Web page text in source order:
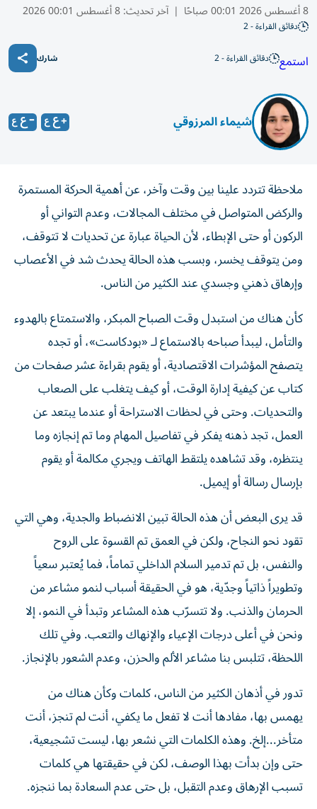
8 أغسطس 2026 00:01 صباحًا | آخر تحديث:8 أغسطس 00:01 2026
دقائق القراءة - 2
استمع دقائق القراءة - 2 شارك
شيماء المرزوقي
ملاحظة تتردد علينا بين وقت وآخر، عن أهمية الحركة المستمرة
والركض المتواصل في مختلف المجالات، وعدم التواني أو
الركون أو حتى الإبطاء، لأن الحياة عبارة عن تحديات لا تتوقف،
ومن يتوقف يخسر، وبسب هذه الحالة يحدث شد في الأعصاب
وإرهاق ذهني وجسدي عند الكثير من الناس.
كأن هناك من استبدل وقت الصباح المبكر، والاستمتاع بالهدوء
والتأمل، ليبدأ صباحه بالاستماع لـ «بودكاست»، أو تجده
يتصفح المؤشرات الاقتصادية، أو يقوم بقراءة عشر صفحات من
كتاب عن كيفية إدارة الوقت، أو كيف يتغلب على الصعاب
والتحديات. وحتى في لحظات الاستراحة أو عندما يبتعد عن
العمل، تجد ذهنه يفكر في تفاصيل المهام وما تم إنجازه وما
ينتظره، وقد تشاهده يلتقط الهاتف ويجري مكالمة أو يقوم
بإرسال رسالة أو إيميل.
قد يرى البعض أن هذه الحالة تبين الانضباط والجدية، وهي التي
تقود نحو النجاح، ولكن في العمق تم القسوة على الروح
والنفس، بل تم تدمير السلام الداخلي تماماً، فما يُعتبر سعياً
وتطويراً ذاتياً وجدّية، هو في الحقيقة أسباب لنمو مشاعر من
الحرمان والذنب. ولا تتسرّب هذه المشاعر وتبدأ في النمو، إلا
ونحن في أعلى درجات الإعياء والإنهاك والتعب. وفي تلك
اللحظة، تتلبس بنا مشاعر الألم والحزن، وعدم الشعور بالإنجاز.
تدور في أذهان الكثير من الناس، كلمات وكأن هناك من
يهمس بها، مفادها أنت لا تفعل ما يكفي، أنت لم تنجز، أنت
متأخر...إلخ. وهذه الكلمات التي نشعر بها، ليست تشجيعية،
حتى وإن بدأت بهذا الوصف، لكن في حقيقتها هي كلمات
تسبب الإرهاق وعدم التقبل، بل حتى عدم السعادة بما ننجزه.